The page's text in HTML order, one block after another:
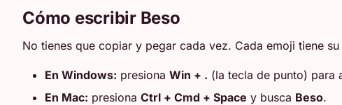
Cómo escribir Beso
No tienes que copiar y pegar cada vez. Cada emoji tiene
En Windows: presiona Win + . (la tecla de punto) para
En Mac: presiona Ctrl + Cmd + Space y busca Beso.